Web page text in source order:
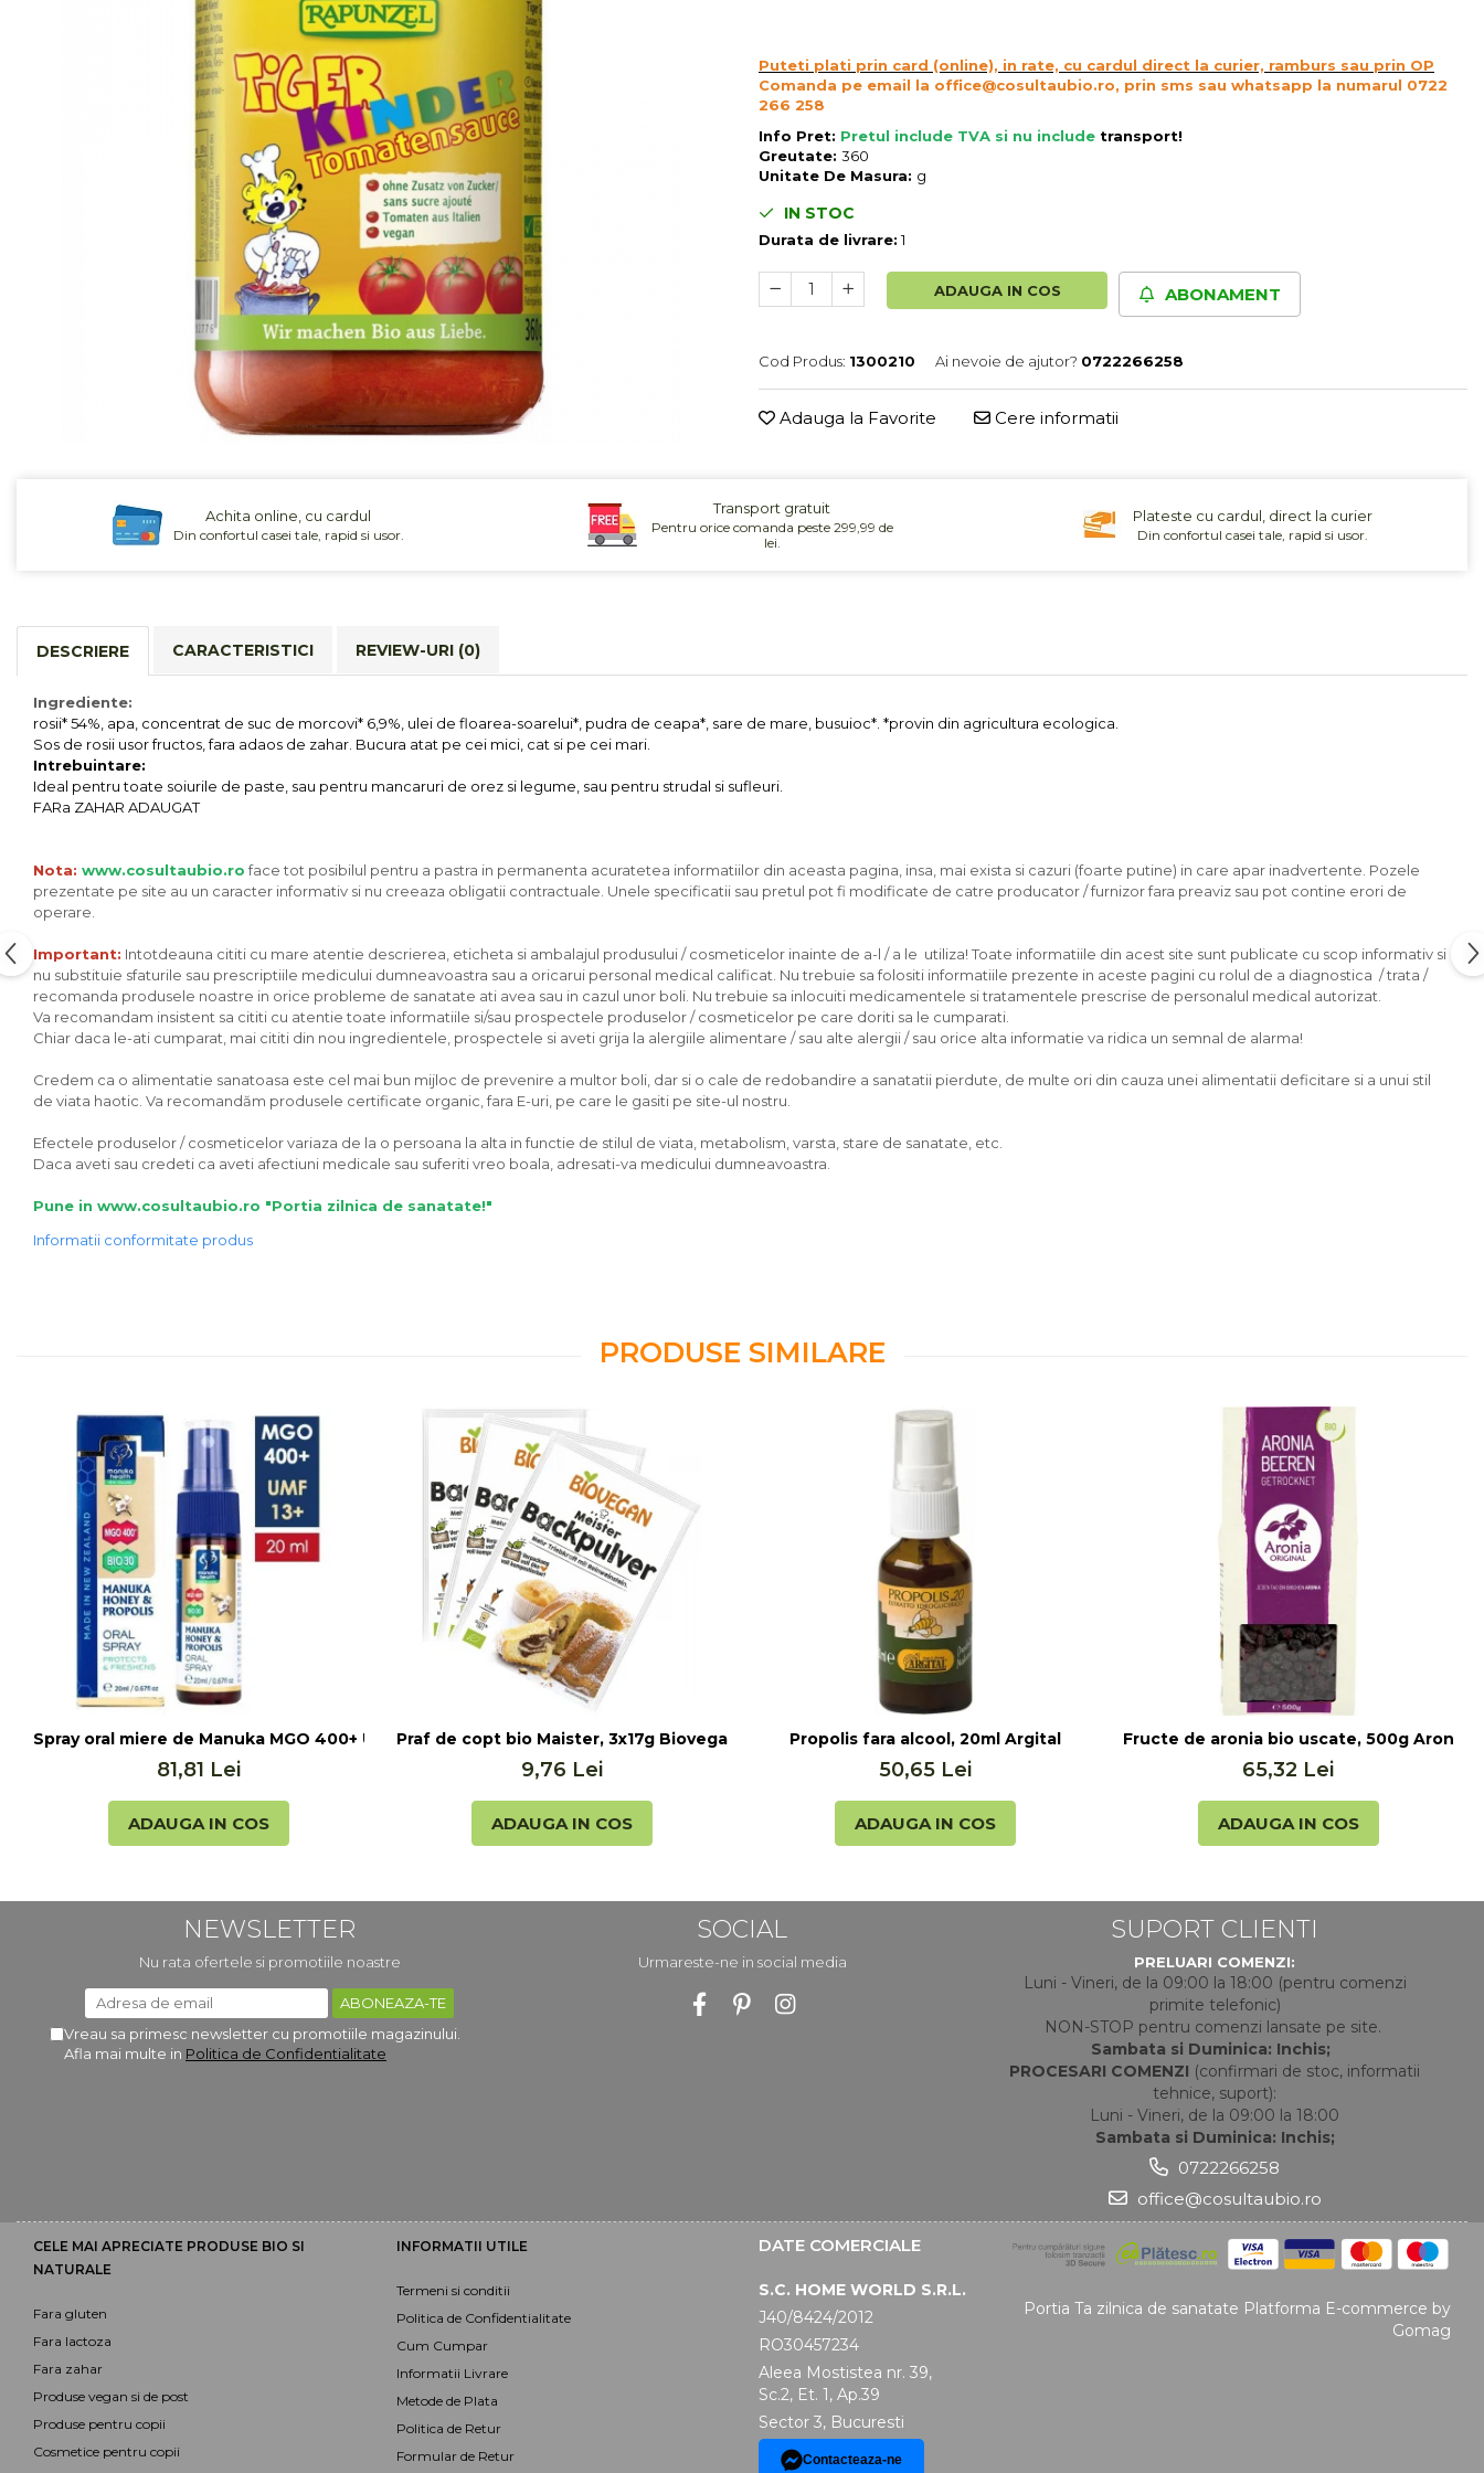
Ceaiuri diverse si accesorii
Vinuri, bere si alte bauturi
Seminte bio pentru germinat
Seminte din plante oleaginoase
Cereale, fulgi din cereale, mic
Ulei, otet
Produse din carne
Sosuri, Ketchup bio
Pudre si prafuri
Supe
Conserve, Pateuri, creme
tartinabile
Leguminoase si seminte
Fermenti si gelifianti
Sare si inlocuitori
Produse care inlocuiesc carnea
Unt, alternativa unt
Paine bio
Paste
Terci bio
Ciocolata
Bomboane, Caramele si Jeleuri
Guma de mestecat bio
Snacksuri
Seminte, fructe uscate, samburi
Mixuri, condimente si mirodenii
Condimente
Mirodenii
Maioneza bio
Semipreparate
Specialitati si produse asiatice
Puteti plati prin card (online), in rate, cu cardul direct la curier, ramburs sau prin OP
Comanda pe email la office@cosultaubio.ro, prin sms sau whatsapp la numarul 0722
266 258
Info Pret: Pretul include TVA si nu include transport!
Greutate: 360
Unitate De Masura: g
IN STOC
Durata de livrare:1
ADAUGA IN COS ABONAMENT
Cod Produs: 1300210 Ai nevoie de ajutor? 0722266258
Adauga la Favorite Cere informatii
Achita online, cu cardul
Din confortul casei tale, rapid si usor.
Transport gratuit
Pentru orice comanda peste 299,99 de
lei.
Plateste cu cardul, direct la curier
Din confortul casei tale, rapid si usor.
DESCRIERE CARACTERISTICI REVIEW-URI (0)
Ingrediente:
rosii* 54%, apa, concentrat de suc de morcovi* 6,9%, ulei de floarea-soarelui*, pudra de ceapa*, sare de mare, busuioc*. *provin din agricultura ecologica.
Sos de rosii usor fructos, fara adaos de zahar. Bucura atat pe cei mici, cat si pe cei mari.
Intrebuintare:
Ideal pentru toate soiurile de paste, sau pentru mancaruri de orez si legume, sau pentru strudal si sufleuri.
FARa ZAHAR ADAUGAT
Nota: www.cosultaubio.roface tot posibilul pentru a pastra in permanenta acuratetea informatiilor din aceasta pagina, insa, mai exista si cazuri (foarte putine) in care apar inadvertente. Pozele
prezentate pe site au un caracter informativ si nu creeaza obligatii contractuale. Unele specificatii sau pretul pot fi modificate de catre producator / furnizor fara preaviz sau pot contine erori de
operare.
Important: Intotdeauna cititi cu mare atentie descrierea, eticheta si ambalajul produsului / cosmeticelor inainte de a-l / a le utiliza! Toate informatiile din acest site sunt publicate cu scop informativ si
nu substituie sfaturile sau prescriptiile medicului dumneavoastra sau a oricarui personal medical calificat. Nu trebuie sa folositi informatiile prezente in aceste pagini cu rolul de a diagnostica / trata /
recomanda produsele noastre in orice probleme de sanatate ati avea sau in cazul unor boli. Nu trebuie sa inlocuiti medicamentele si tratamentele prescrise de personalul medical autorizat.
Va recomandam insistent sa cititi cu atentie toate informatiile si/sau prospectele produselor / cosmeticelor pe care doriti sa le cumparati.
Chiar daca le-ati cumparat, mai cititi din nou ingredientele, prospectele si aveti grija la alergiile alimentare / sau alte alergii / sau orice alta informatie va ridica un semnal de alarma!
Credem ca o alimentatie sanatoasa este cel mai bun mijloc de prevenire a multor boli, dar si o cale de redobandire a sanatatii pierdute, de multe ori din cauza unei alimentatii deficitare si a unui stil
de viata haotic. Va recomandăm produsele certificate organic, fara E-uri, pe care le gasiti pe site-ul nostru.
Efectele produselor / cosmeticelor variaza de la o persoana la alta in functie de stilul de viata, metabolism, varsta, stare de sanatate, etc.
Daca aveti sau credeti ca aveti afectiuni medicale sau suferiti vreo boala, adresati-va medicului dumneavoastra.
Pune in www.cosultaubio.ro "Portia zilnica de sanatate!"
Informatii conformitate produs
PRODUSE SIMILARE
Spray oral miere de Manuka MGO 400+ UMF 13+ cu Propolis (20ml)
81,81 Lei
ADAUGA IN COS
Praf de copt bio Maister, 3x17g Biovegan
9,76 Lei
ADAUGA IN COS
Propolis fara alcool, 20ml Argital
50,65 Lei
ADAUGA IN COS
Fructe de aronia bio uscate, 500g Aronia
65,32 Lei
ADAUGA IN COS
NEWSLETTER
Nu rata ofertele si promotiile noastre
Vreau sa primesc newsletter cu promotiile magazinului.
Afla mai multe in Politica de Confidentialitate
SOCIAL
Urmareste-ne in social media
SUPORT CLIENTI
PRELUARI COMENZI:
Luni - Vineri, de la 09:00 la 18:00 (pentru comenzi
primite telefonic)
NON-STOP pentru comenzi lansate pe site.
Sambata si Duminica: Inchis;
PROCESARI COMENZI (confirmari de stoc, informatii
tehnice, suport):
Luni - Vineri, de la 09:00 la 18:00
Sambata si Duminica: Inchis;
0722266258
office@cosultaubio.ro
CELE MAI APRECIATE PRODUSE BIO SI
NATURALE
Fara gluten
Fara lactoza
Fara zahar
Produse vegan si de post
Produse pentru copii
Cosmetice pentru copii
INFORMATII UTILE
Termeni si conditii
Politica de Confidentialitate
Cum Cumpar
Informatii Livrare
Metode de Plata
Politica de Retur
Formular de Retur
DATE COMERCIALE
S.C. HOME WORLD S.R.L.
J40/8424/2012
RO30457234
Aleea Mostistea nr. 39,
Sc.2, Et. 1, Ap.39
Sector 3, Bucuresti
Contacteaza-ne
Portia Ta zilnica de sanatate Platforma E-commerce by
Gomag